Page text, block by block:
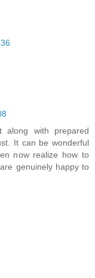
along with prepared
It can be wonderful
now realize how to
genuinely happy to